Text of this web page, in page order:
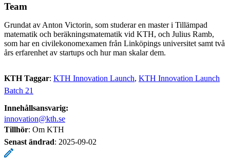
Team
Grundat av Anton Victorin, som studerar en master i Tillämpad
matematik och beräkningsmatematik vid KTH, och Julius Ramb,
som har en civilekonomexamen från Linköpings universitet samt två
års erfarenhet av startups och hur man skalar dem.
KTH Taggar: KTH Innovation Launch KTH Innovation Launch
Batch 21
Innehållsansvarig:
innovation@kth.se
Tillhör: Om KTH
Senast ändrad: 2025-09-02